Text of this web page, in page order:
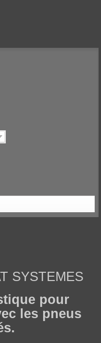
SYSTEMES
pour
les pneus